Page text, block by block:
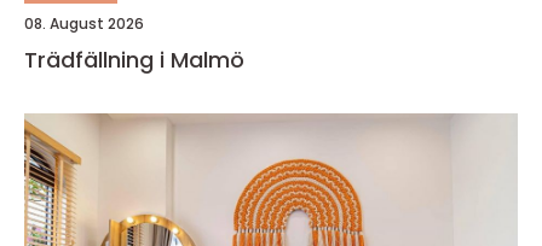
08. August 2026
Trädfällning i Malmö